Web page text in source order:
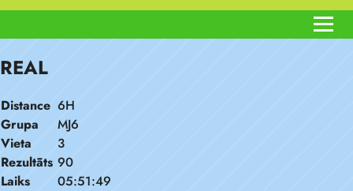
REAL
Distance 6H
Grupa
MJ6
Vieta
3
Rezultāts 90
Laiks
05:51:49